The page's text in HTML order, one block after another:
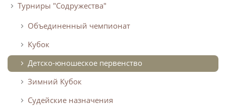
Турнирная таблица
Статистика
Игроки
Дисквалификации
Турниры "Содружества"
Объединенный чемпионат
Кубок
Детско-юношеское первенство
Зимний Кубок
Судейские назначения